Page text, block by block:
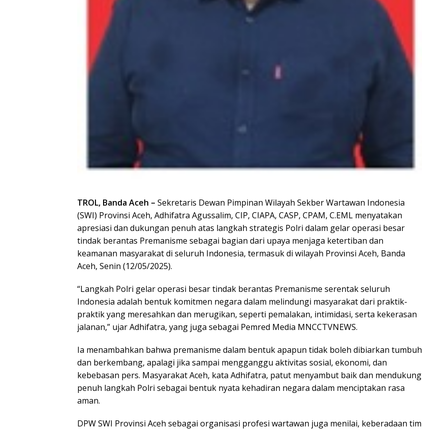
TROL, Banda Aceh – Sekretaris Dewan Pimpinan Wilayah Sekber Wartawan Indonesia
(SWI) Provinsi Aceh, Adhifatra Agussalim, CIP, CIAPA, CASP, CPAM, C.EML menyatakan
apresiasi dan dukungan penuh atas langkah strategis Polri dalam gelar operasi besar
tindak berantas Premanisme sebagai bagian dari upaya menjaga ketertiban dan
keamanan masyarakat di seluruh Indonesia, termasuk di wilayah Provinsi Aceh, Banda
Aceh, Senin (12/05/2025).
“Langkah Polri gelar operasi besar tindak berantas Premanisme serentak seluruh
Indonesia adalah bentuk komitmen negara dalam melindungi masyarakat dari praktik-
praktik yang meresahkan dan merugikan, seperti pemalakan, intimidasi, serta kekerasan
jalanan,” ujar Adhifatra, yang juga sebagai Pemred Media MNCCTVNEWS.
Ia menambahkan bahwa premanisme dalam bentuk apapun tidak boleh dibiarkan tumbuh
dan berkembang, apalagi jika sampai mengganggu aktivitas sosial, ekonomi, dan
kebebasan pers. Masyarakat Aceh, kata Adhifatra, patut menyambut baik dan mendukung
penuh langkah Polri sebagai bentuk nyata kehadiran negara dalam menciptakan rasa
aman.
DPW SWI Provinsi Aceh sebagai organisasi profesi wartawan juga menilai, keberadaan tim